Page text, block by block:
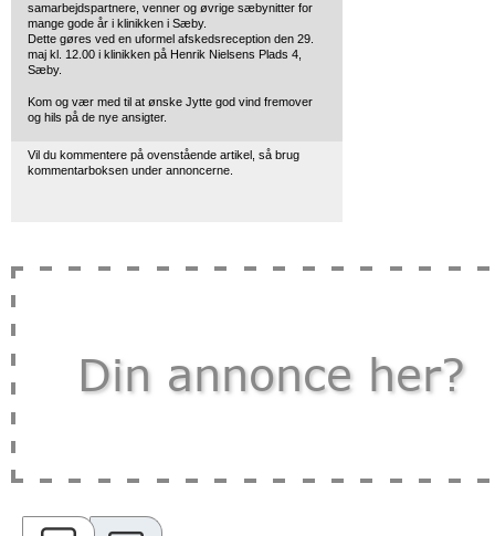
samarbejdspartnere, venner og øvrige sæbynitter for
mange gode år i klinikken i Sæby.
Dette gøres ved en uformel afskedsreception den 29.
maj kl. 12.00 i klinikken på Henrik Nielsens Plads 4,
Sæby.
Kom og vær med til at ønske Jytte god vind fremover
og hils på de nye ansigter.
Vil du kommentere på ovenstående artikel, så brug
kommentarboksen under annoncerne.